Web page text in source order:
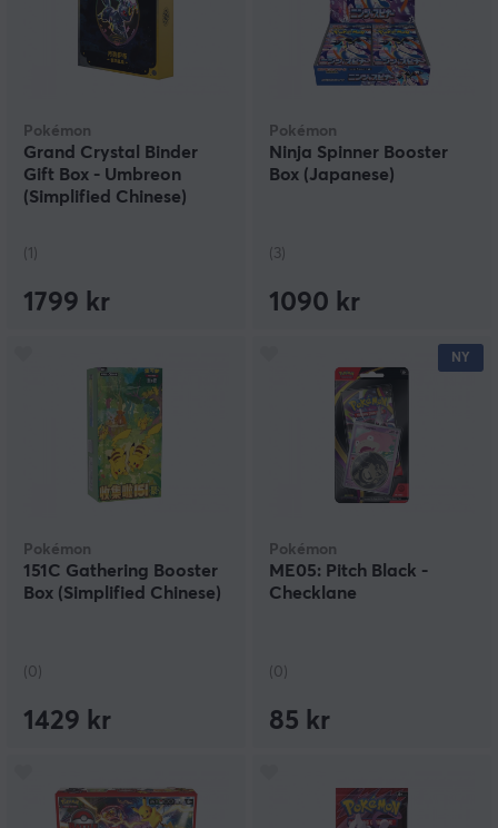
Pokémon
Grand Crystal Binder
Gift Box - Umbreon
(Simplified Chinese)
(1)
1799 kr
Pokémon
Ninja Spinner Booster
Box (Japanese)
(3)
1090 kr
Pokémon
151C Gathering Booster
Box (Simplified Chinese)
(0)
1429 kr
NY
Pokémon
ME05: Pitch Black -
Checklane
(0)
85 kr